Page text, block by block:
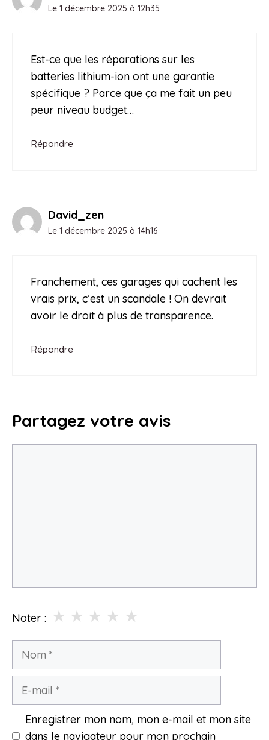
Le 1 décembre 2025 à 12h35
Est-ce que les réparations sur les
batteries lithium-ion ont une garantie
spécifique ? Parce que ça me fait un peu
peur niveau budget…
Répondre
David_zen
Le 1 décembre 2025 à 14h16
Franchement, ces garages qui cachent les
vrais prix, c’est un scandale ! On devrait
avoir le droit à plus de transparence.
Répondre
Partagez votre avis
Noter : ★
★
★
★
★
Nom
Enregistrer mon nom, mon e-mail et mon site
dans le navigateur pour mon prochain